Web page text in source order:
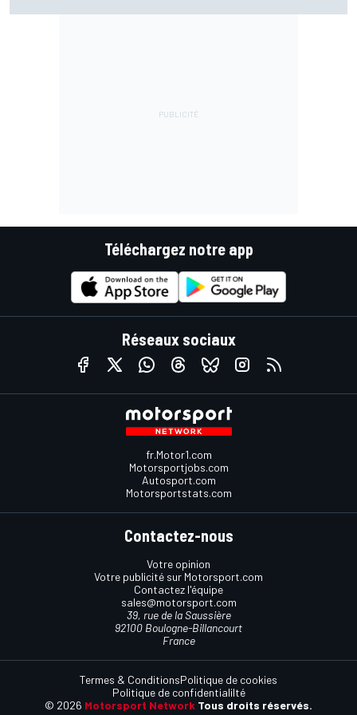
Téléchargez notre app
Réseaux sociaux
fr.Motor1.com
Motorsportjobs.com
Autosport.com
Motorsportstats.com
Contactez-nous
Votre opinion
Votre publicité sur Motorsport.com
Contactez l'équipe
sales@motorsport.com
39, rue de la Saussière
92100 Boulogne-Billancourt
France
© 2026 Motorsport Network Tous droits réservés.
Termes & ConditionsPolitique de cookies
Politique de confidentialilté